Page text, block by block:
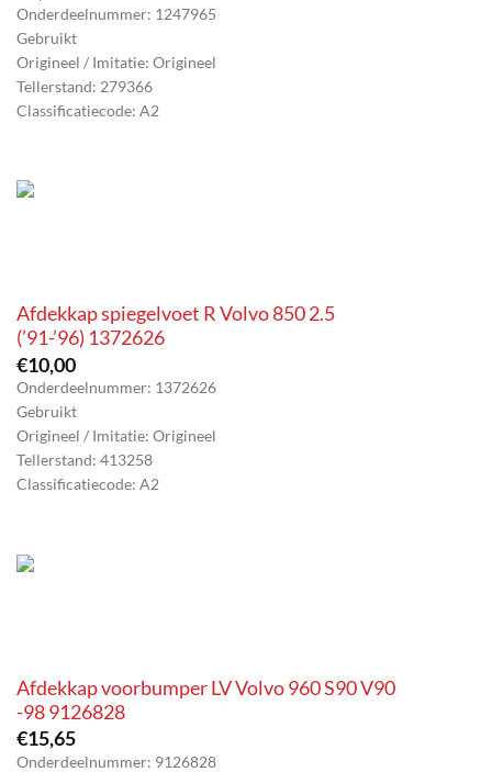
Onderdeelnummer: 1247965
Gebruikt
Origineel / Imitatie: Origineel
Tellerstand: 279366
Classificatiecode: A2
Afdekkap spiegelvoet R Volvo 850 2.5
(’91-’96) 1372626
€10,00
Onderdeelnummer: 1372626
Gebruikt
Origineel / Imitatie: Origineel
Tellerstand: 413258
Classificatiecode: A2
Afdekkap voorbumper LV Volvo 960 S90 V90
-98 9126828
€15,65
Onderdeelnummer: 9126828